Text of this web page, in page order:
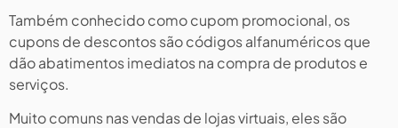
Também conhecido como cupom promocional, os
cupons de descontos são códigos alfanuméricos que
dão abatimentos imediatos na compra de produtos e
serviços.
Muito comuns nas vendas de lojas virtuais, eles são